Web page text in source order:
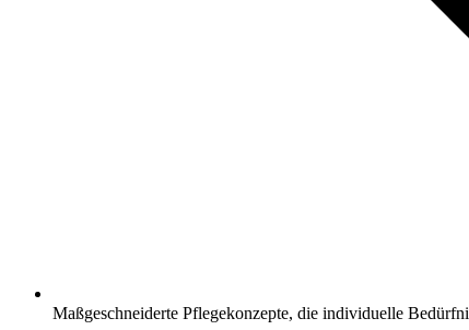
Maßgeschneiderte Pflegekonzepte, die individuelle